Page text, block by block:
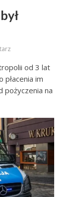
od 3 lat
im
pożyczenia na